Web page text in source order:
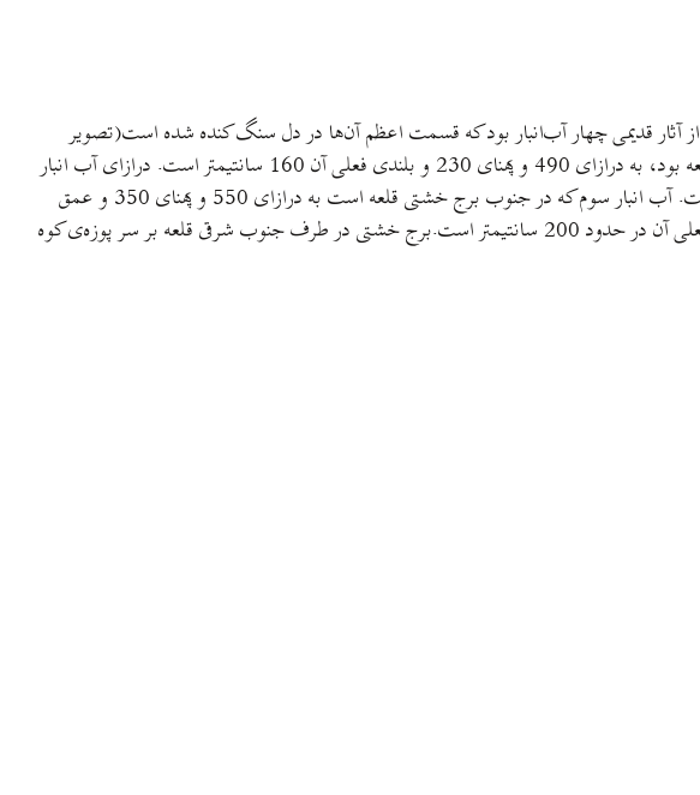
آثار قدیمی چهار آب‌انبار بود که قسمت اعظم آن‌ها در دل سنگ کنده شده است(تصویر
4). این آب‌انبارها را می توان شاهد صادقی بر آبادانی و عظمت این قلعه‌ی قدیمی دانست. آب انبار اول که در سمت غرب قلعه بود، به درازای 490 و پهنای 230 و بلندی فعلی آن 160 سانتیمتر است. درازای آب انبار
دوم، 260، پهنای آن 170 و عمق فعلی آن 70 سانتیمتر است. عمق بدنه‌ی بالا که در دل سنگ کنده شده است، بیشتر است. آب انبار سوم که در جنوب برج خشتی قلعه است به درازای 550 و پهنای 350 و عمق
180 سانتیمتر است. آب انبار چهارم که در جنب غربی آب انبار سوم است به درازای 5 متر و پهنای 250 سانتیمتر و عمق فعلی آن در حدود 200 سانتیمتر است.برج خشتی در طرف جنوب شرقی قلعه بر سر پوزه‌ی کوه